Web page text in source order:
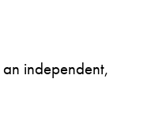
independent,